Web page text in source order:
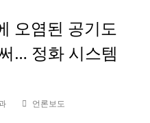
오염된 공기도
… 정화 시스템
언론보도